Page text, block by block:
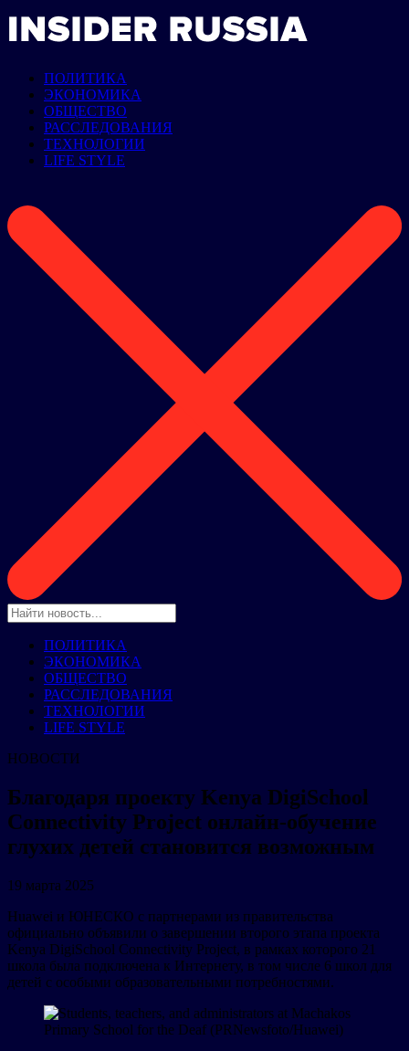
ПОЛИТИКА
ЭКОНОМИКА
ОБЩЕСТВО
РАССЛЕДОВАНИЯ
ТЕХНОЛОГИИ
LIFE STYLE
ПОЛИТИКА
ЭКОНОМИКА
ОБЩЕСТВО
РАССЛЕДОВАНИЯ
ТЕХНОЛОГИИ
LIFE STYLE
НОВОСТИ
Благодаря проекту Kenya DigiSchool
Connectivity Project онлайн-обучение
глухих детей становится возможным
19 марта 2025
Huawei и ЮНЕСКО с партнерами из правительства
официально объявили о завершении второго этапа проекта
Kenya DigiSchool Connectivity Project, в рамках которого 21
школа была подключена к Интернету, в том числе 6 школ для
детей с особыми образовательными потребностями.